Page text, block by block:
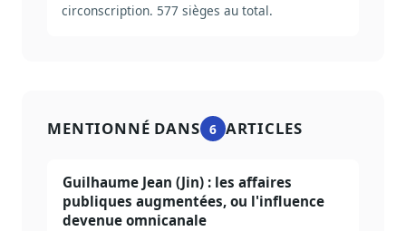
circonscription. 577 sièges au total.
MENTIONNÉ DANS 6 ARTICLES
Guilhaume Jean (Jin) : les affaires
publiques augmentées, ou l'influence
devenue omnicanale